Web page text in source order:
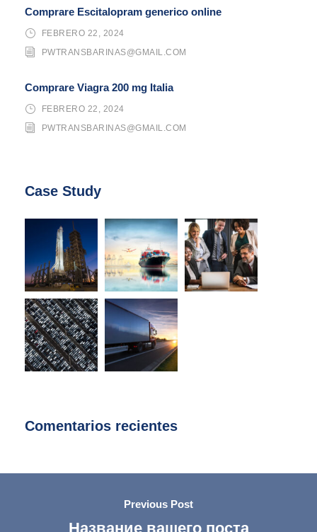
Comprare Escitalopram generico online
FEBRERO 22, 2024
PWTRANSBARINAS@GMAIL.COM
Comprare Viagra 200 mg Italia
FEBRERO 22, 2024
PWTRANSBARINAS@GMAIL.COM
Case Study
Comentarios recientes
Previous Post
Название вашего поста